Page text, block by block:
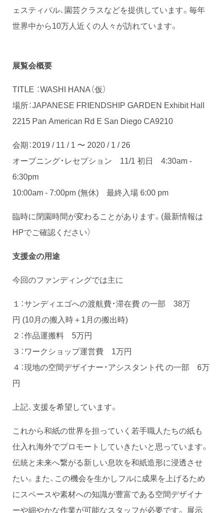
ェスティバル、園芸クラスなどを提供しています。毎年
世界中から10万人近くの人々が訪れています。
展覧会概要
TITLE ：WASHI HANA（仮）
場所：JAPANESE FRIENDSHIP GARDEN Exhibit Hall
2215 Pan American Rd E San Diego CA9210
会期：2019 / 11 / 1 〜 2020 / 1 / 26
オープニング・レセプション 11/1 初日 4:30am -
6:30pm
10:00am - 7:00pm (無休) 最終入場 6:00 pm
臨時に閉園時間が変わることがあります。(最新情報は
HPでご確認ください）
支援金の用途
今回のファンディングでは主に
１：サンディエゴへの渡航費・滞在費 の一部 38万
円 (10月の搬入時＋1月の搬出時)
２：作品運搬料 5万円
３：ワークショップ運営費 1万円
４：現地の空間デザイナー・アシスタント代 の一部 6万
円
上記、支援を希望しています。
これから和紙の世界を担っていく若手職人たちの紙も
仕入れ海外でプロモートしていきたいと思っています。
伝統と未来へ繋がる新しい息吹を和紙造形に浸透させ
たい。また、この機会を生かしフルに成果を上げるため
にスペースや素材への知識が豊富である空間デザイナ
ーや細やかな作業が可能なスタッフが必要です。 展示